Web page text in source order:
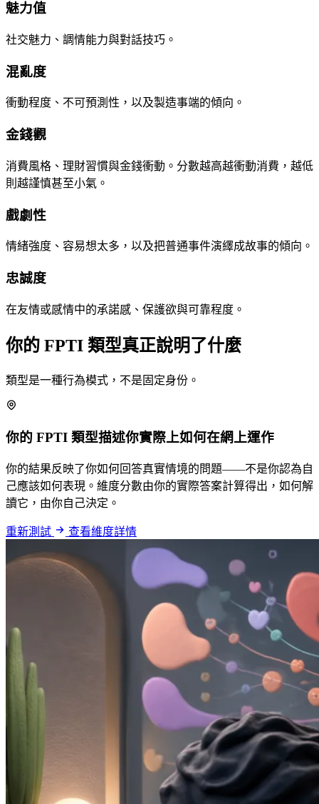
魅力值
社交魅力、調情能力與對話技巧。
混亂度
衝動程度、不可預測性，以及製造事端的傾向。
金錢觀
消費風格、理財習慣與金錢衝動。分數越高越衝動消費，越低
則越謹慎甚至小氣。
戲劇性
情緒強度、容易想太多，以及把普通事件演繹成故事的傾向。
忠誠度
在友情或感情中的承諾感、保護欲與可靠程度。
你的 FPTI 類型真正說明了什麼
類型是一種行為模式，不是固定身份。
你的 FPTI 類型描述你實際上如何在網上運作
你的結果反映了你如何回答真實情境的問題——不是你認為自
己應該如何表現。維度分數由你的實際答案計算得出，如何解
讀它，由你自己決定。
重新測試 查看維度詳情